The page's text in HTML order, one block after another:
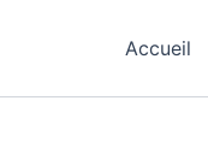
Accueil